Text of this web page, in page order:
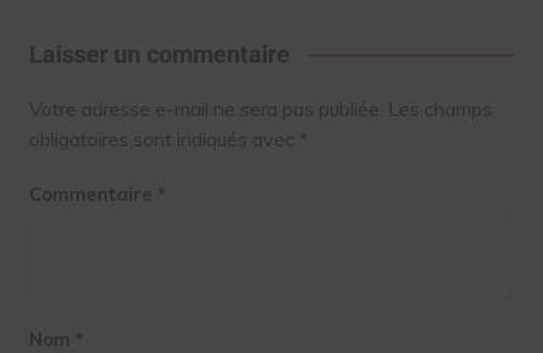
Laisser un commentaire
Votre adresse e-mail ne sera pas publiée. Les champs
obligatoires sont indiqués avec *
Commentaire *
Nom *